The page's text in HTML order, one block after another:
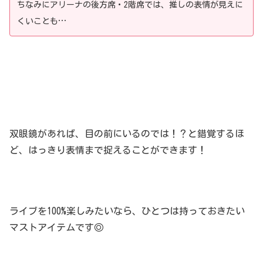
ちなみにアリーナの後方席・2階席では、推しの表情が見えに
くいことも…
双眼鏡があれば、目の前にいるのでは！？と錯覚するほ
ど、はっきり表情まで捉えることができます！
ライブを100%楽しみたいなら、ひとつは持っておきたい
マストアイテムです◎